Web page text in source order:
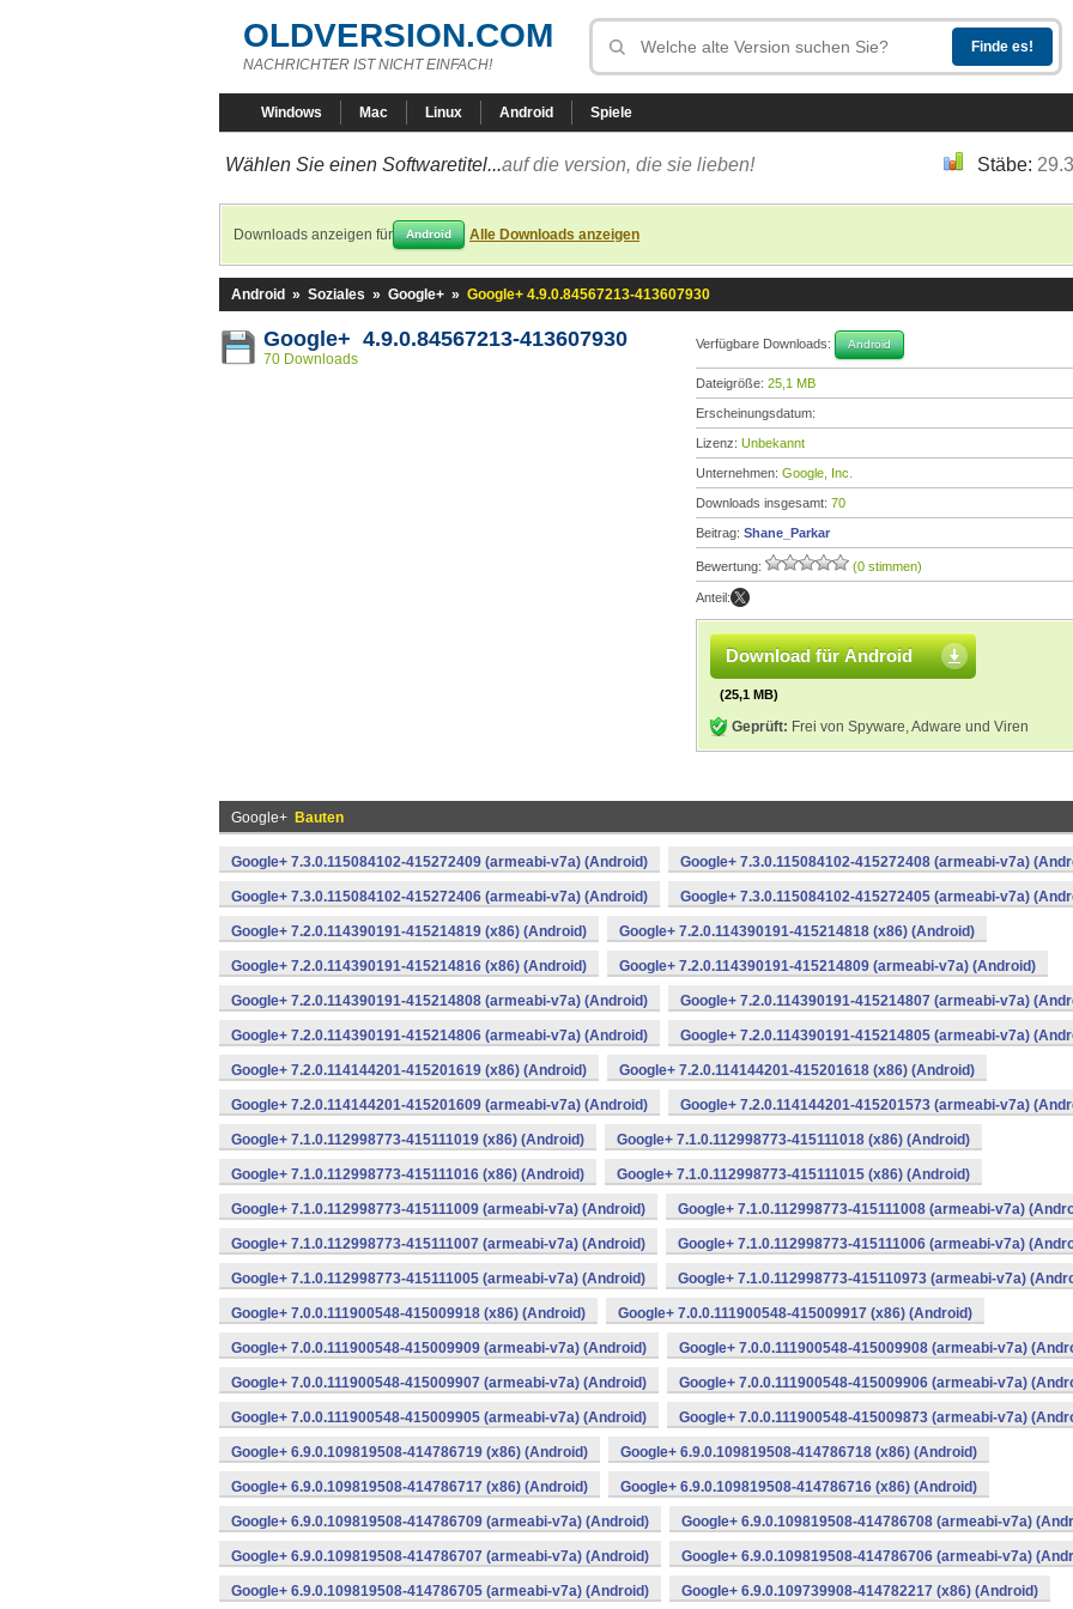
OLDVERSION.COM
NACHRICHTER IST NICHT EINFACH!
Windows Mac Linux Android Spiele
Wählen Sie einen Softwaretitel...auf die version, die sie lieben! Stäbe:
Downloads anzeigen für Android Alle Downloads anzeigen
Android » Soziales » Google+ » Google+ 4.9.0.84567213-413607930
Google+ 4.9.0.84567213-413607930
70 Downloads
Verfügbare Downloads: Android
Dateigröße: 25,1 MB
Erscheinungsdatum:
Lizenz: Unbekannt
Unternehmen: Google, Inc.
Downloads insgesamt: 70
Beitrag: Shane_Parkar
Bewertung: (0 stimmen)
Anteil:
Download für Android
(25,1 MB)
Geprüft: Frei von Spyware, Adware und Viren
Google+ Bauten
Google+ 7.3.0.115084102-415272409 (armeabi-v7a) (Android) Google+ 7.3.0.115084102-415272408 (armeabi-v7a)
Google+ 7.3.0.115084102-415272406 (armeabi-v7a) (Android) Google+ 7.3.0.115084102-415272405 (armeabi-v7a)
Google+ 7.2.0.114390191-415214819 (x86) (Android) Google+ 7.2.0.114390191-415214818 (x86) (Android)
Google+ 7.2.0.114390191-415214816 (x86) (Android) Google+ 7.2.0.114390191-415214809 (armeabi-v7a) (Android)
Google+ 7.2.0.114390191-415214808 (armeabi-v7a) (Android) Google+ 7.2.0.114390191-415214807 (armeabi-v7a)
Google+ 7.2.0.114390191-415214806 (armeabi-v7a) (Android) Google+ 7.2.0.114390191-415214805 (armeabi-v7a)
Google+ 7.2.0.114144201-415201619 (x86) (Android) Google+ 7.2.0.114144201-415201618 (x86) (Android)
Google+ 7.2.0.114144201-415201609 (armeabi-v7a) (Android) Google+ 7.2.0.114144201-415201573 (armeabi-v7a)
Google+ 7.1.0.112998773-415111019 (x86) (Android) Google+ 7.1.0.112998773-415111018 (x86) (Android)
Google+ 7.1.0.112998773-415111016 (x86) (Android) Google+ 7.1.0.112998773-415111015 (x86) (Android)
Google+ 7.1.0.112998773-415111009 (armeabi-v7a) (Android) Google+ 7.1.0.112998773-415111008 (armeabi-v7a)
Google+ 7.1.0.112998773-415111007 (armeabi-v7a) (Android) Google+ 7.1.0.112998773-415111006 (armeabi-v7a)
Google+ 7.1.0.112998773-415111005 (armeabi-v7a) (Android) Google+ 7.1.0.112998773-415110973 (armeabi-v7a)
Google+ 7.0.0.111900548-415009918 (x86) (Android) Google+ 7.0.0.111900548-415009917 (x86) (Android)
Google+ 7.0.0.111900548-415009909 (armeabi-v7a) (Android) Google+ 7.0.0.111900548-415009908 (armeabi-v7a)
Google+ 7.0.0.111900548-415009907 (armeabi-v7a) (Android) Google+ 7.0.0.111900548-415009906 (armeabi-v7a)
Google+ 7.0.0.111900548-415009905 (armeabi-v7a) (Android) Google+ 7.0.0.111900548-415009873 (armeabi-v7a)
Google+ 6.9.0.109819508-414786719 (x86) (Android) Google+ 6.9.0.109819508-414786718 (x86) (Android)
Google+ 6.9.0.109819508-414786717 (x86) (Android) Google+ 6.9.0.109819508-414786716 (x86) (Android)
Google+ 6.9.0.109819508-414786709 (armeabi-v7a) (Android) Google+ 6.9.0.109819508-414786708 (armeabi-v7a)
Google+ 6.9.0.109819508-414786707 (armeabi-v7a) (Android) Google+ 6.9.0.109819508-414786706 (armeabi-v7a)
Google+ 6.9.0.109819508-414786705 (armeabi-v7a) (Android) Google+ 6.9.0.109739908-414782217 (x86) (Android)